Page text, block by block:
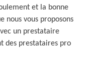
et la bonne
nous vous proposons
un prestataire
des prestataires pro